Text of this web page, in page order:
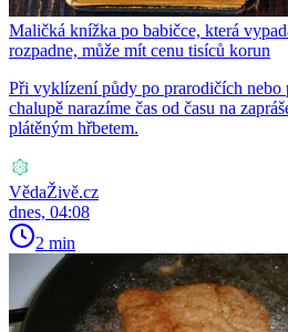
Maličká knížka po babičce, která
rozpadne, může mít cenu tisíců korun
Při vyklízení půdy po prarodičích nebo
chalupě narazíme čas od času na
plátěným hřbetem.
VědaŽivě.cz
dnes, 04:08
2 min